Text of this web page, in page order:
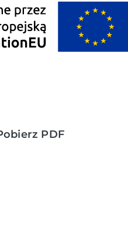
PDF